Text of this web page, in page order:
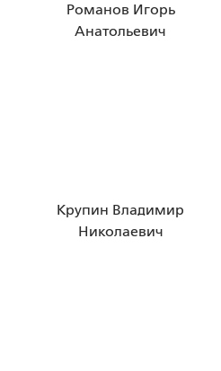
Романов Игорь
Анатольевич
Крупин Владимир
Николаевич